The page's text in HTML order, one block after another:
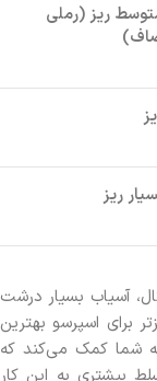
ریز (رملی
ریز
آسیاب بسیار درشت
برای اسپرسو بهترین
شما کمک می‌کند که
بیشتری به این کار